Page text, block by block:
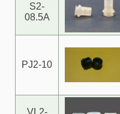
S2-
08.5A
PJ2-10
VL2-